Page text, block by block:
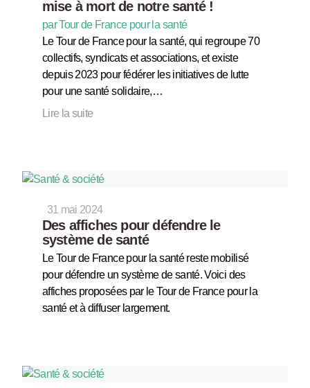
mise à mort de notre santé !
par Tour de France pour la santé
Le Tour de France pour la santé, qui regroupe 70
collectifs, syndicats et associations, et existe
depuis 2023 pour fédérer les initiatives de lutte
pour une santé solidaire,…
Lire la suite
31 mai 2024
Des affiches pour défendre le
système de santé
Le Tour de France pour la santé reste mobilisé
pour défendre un système de santé. Voici des
affiches proposées par le Tour de France pour la
santé et à diffuser largement.